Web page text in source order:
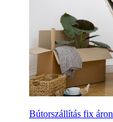
Bútorszállítás fix áron